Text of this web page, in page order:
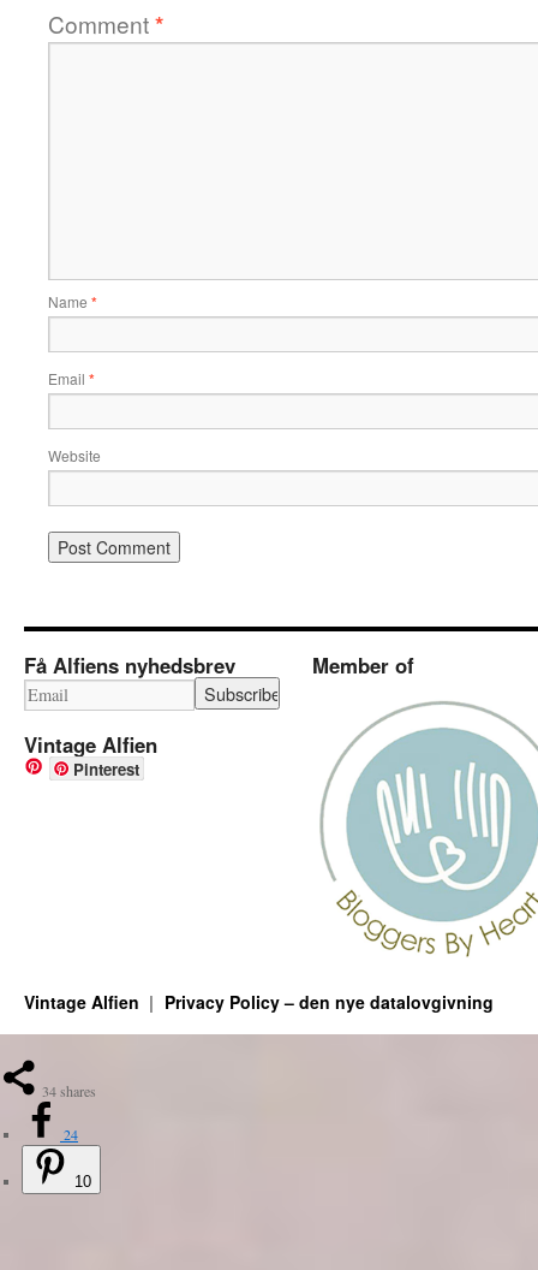
Comment*
Name *
Email *
Website
Få Alfiens nyhedsbrev
Vintage Alfien
Pinterest
Member of
Vintage Alfien Privacy Policy – den nye datalovgivning
34shares
24
10